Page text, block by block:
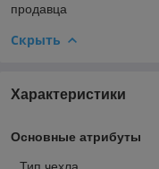
продавца
Скрыть
Характеристики
Основные атрибуты
Тип чехла